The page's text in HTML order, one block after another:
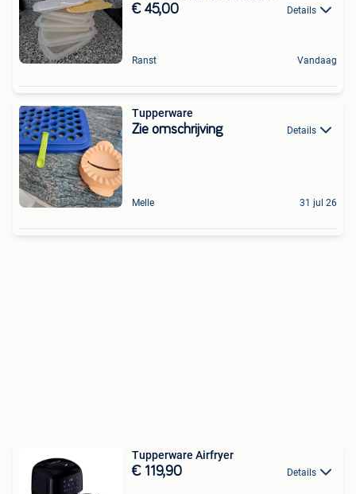
€ 45,00 Details
Ranst Vandaag
Tupperware
Zie omschrijving Details
Melle 31 jul 26
Tupperware Airfryer
€ 119,90 Details